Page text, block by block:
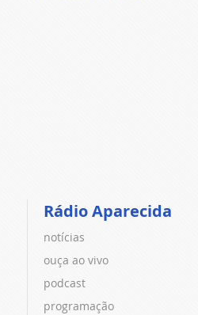
Rádio Aparecida
notícias
ouça ao vivo
podcast
programação